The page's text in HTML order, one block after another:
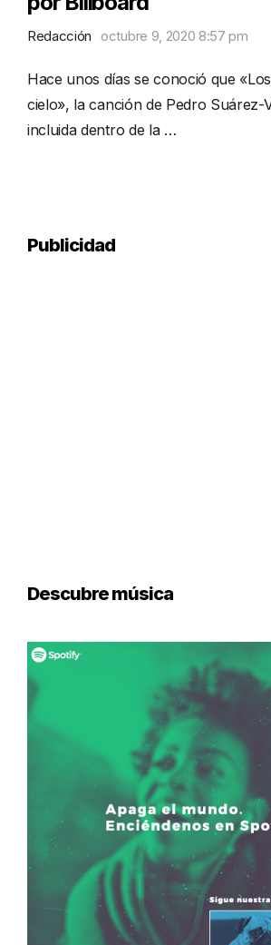
Redacción octubre 9, 2020 8:57 pm
Hace unos días se conoció que
cielo», la canción de Pedro Suárez-
incluida dentro de la …
Publicidad
Descubre música